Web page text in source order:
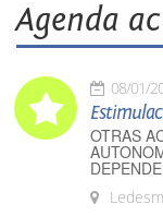
Agenda
08/01/
OTRAS